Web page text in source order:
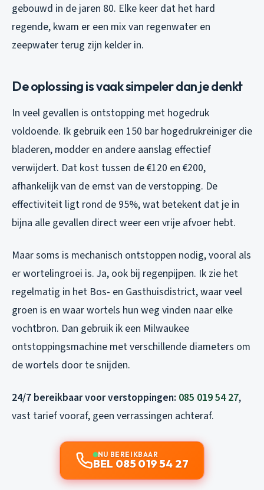
gebouwd in de jaren 80. Elke keer dat het hard
regende, kwam er een mix van regenwater en
zeepwater terug zijn kelder in.
De oplossing is vaak simpeler dan je denkt
In veel gevallen is ontstopping met hogedruk
voldoende. Ik gebruik een 150 bar hogedrukreiniger die
bladeren, modder en andere aanslag effectief
verwijdert. Dat kost tussen de €120 en €200,
afhankelijk van de ernst van de verstopping. De
effectiviteit ligt rond de 95%, wat betekent dat je in
bijna alle gevallen direct weer een vrije afvoer hebt.
Maar soms is mechanisch ontstoppen nodig, vooral als
er wortelingroei is. Ja, ook bij regenpijpen. Ik zie het
regelmatig in het Bos- en Gasthuisdistrict, waar veel
groen is en waar wortels hun weg vinden naar elke
vochtbron. Dan gebruik ik een Milwaukee
ontstoppingsmachine met verschillende diameters om
de wortels door te snijden.
24/7 bereikbaar voor verstoppingen: 085 019 54 27,
vast tarief vooraf, geen verrassingen achteraf.
NU BEREIKBAAR
BEL 085 019 54 27